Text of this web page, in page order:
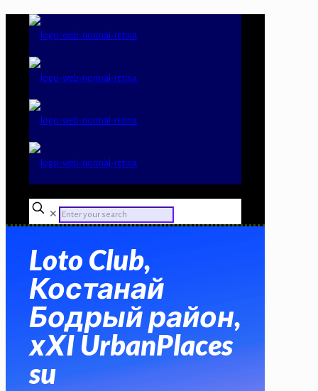
✕
Loto Club,
Костанай
Бодрый район,
хХI UrbanPlaces
su